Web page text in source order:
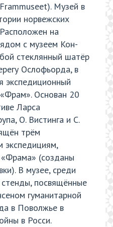
Музей в
норвежских
на
с музеем Кон-
стеклянный шатёр
Ослофьорда, в
экспедиционный
Основан 20
Ларса
О. Вистинга и С.
трём
(созданы
В музее, среди
стенды, посвящённые
гуманитарной
в Поволжье в
в Росси.